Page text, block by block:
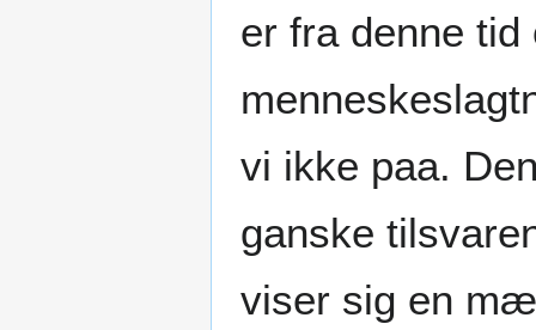
er fra denne tid
vi ikke paa.
ganske
viser sig en